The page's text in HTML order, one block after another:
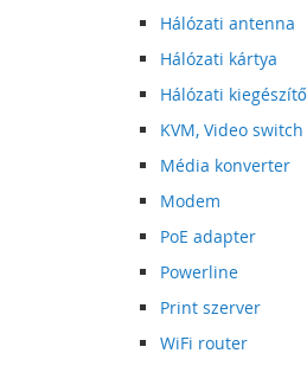
Hálózati antenna
Hálózati kártya
Hálózati kiegészítő
KVM, Video switch
Média konverter
Modem
PoE adapter
Powerline
Print szerver
WiFi router